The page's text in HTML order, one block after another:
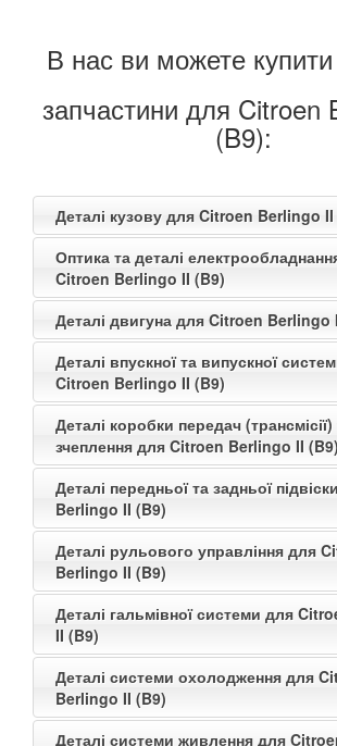
В нас ви можете купити
запчастини для Citroen
(B9):
Деталі кузову для Citroen Berlingo II
Оптика та деталі
Citroen Berlingo II (B9)
Деталі двигуна для Citroen Berlingo
Деталі впускної та випускної
Citroen Berlingo II (B9)
Деталі коробки передач (трансмісії)
зчеплення для Citroen Berlingo II (B9)
Деталі передньої та задньої
Berlingo II (B9)
Деталі рульового управління для
Berlingo II (B9)
Деталі гальмівної системи для
II (B9)
Деталі системи охолодження для
Berlingo II (B9)
Деталі системи живлення для